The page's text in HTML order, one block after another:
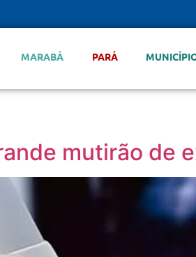
MARABÁ PARÁ
mutirão de